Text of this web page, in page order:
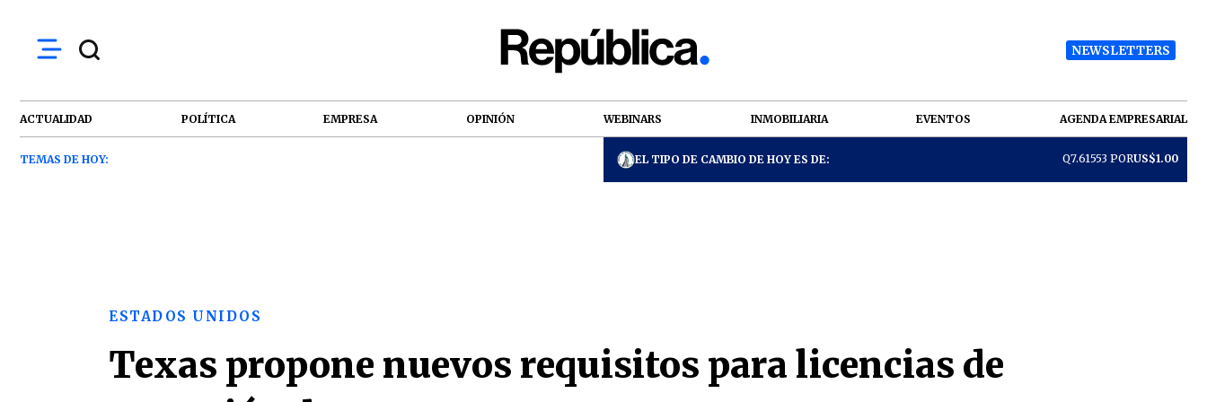
NEWSLETTERS
ACTUALIDAD POLÍTICA EMPRESA OPINIÓN WEBINARS INMOBILIARIA EVENTOS AGENDA EMPRESARIAL
TEMAS DE HOY: EL TIPO DE CAMBIO DE HOY ES DE: Q7.61553 PORUS$1.00
ESTADOS UNIDOS
Texas propone nuevos requisitos para licencias de